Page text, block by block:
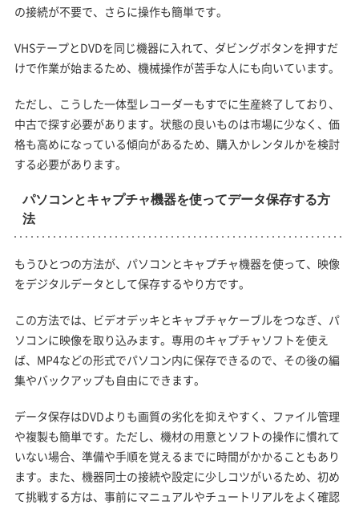
の接続が不要で、さらに操作も簡単です。
VHSテープとDVDを同じ機器に入れて、ダビングボタンを押すだ
けで作業が始まるため、機械操作が苦手な人にも向いています。
ただし、こうした一体型レコーダーもすでに生産終了しており、
中古で探す必要があります。状態の良いものは市場に少なく、価
格も高めになっている傾向があるため、購入かレンタルかを検討
する必要があります。
パソコンとキャプチャ機器を使ってデータ保存する方
法
もうひとつの方法が、パソコンとキャプチャ機器を使って、映像
をデジタルデータとして保存するやり方です。
この方法では、ビデオデッキとキャプチャケーブルをつなぎ、パ
ソコンに映像を取り込みます。専用のキャプチャソフトを使え
ば、MP4などの形式でパソコン内に保存できるので、その後の編
集やバックアップも自由にできます。
データ保存はDVDよりも画質の劣化を抑えやすく、ファイル管理
や複製も簡単です。ただし、機材の用意とソフトの操作に慣れて
いない場合、準備や手順を覚えるまでに時間がかかることもあり
ます。また、機器同士の接続や設定に少しコツがいるため、初め
て挑戦する方は、事前にマニュアルやチュートリアルをよく確認